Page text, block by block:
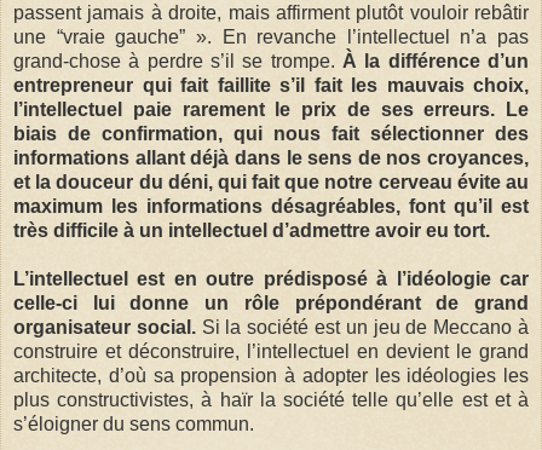
passent jamais à droite, mais affirment plutôt vouloir rebâtir
une “vraie gauche” ». En revanche l’intellectuel n’a pas
grand-chose à perdre s’il se trompe. À la différence d’un
entrepreneur qui fait faillite s’il fait les mauvais choix,
l’intellectuel paie rarement le prix de ses erreurs. Le
biais de confirmation, qui nous fait sélectionner des
informations allant déjà dans le sens de nos croyances,
et la douceur du déni, qui fait que notre cerveau évite au
maximum les informations désagréables, font qu’il est
très difficile à un intellectuel d’admettre avoir eu tort.
L’intellectuel est en outre prédisposé à l’idéologie car
celle-ci lui donne un rôle prépondérant de grand
organisateur social.Si la société est un jeu de Meccano à
construire et déconstruire, l’intellectuel en devient le grand
architecte, d’où sa propension à adopter les idéologies les
plus constructivistes, à haïr la société telle qu’elle est et à
s’éloigner du sens commun.